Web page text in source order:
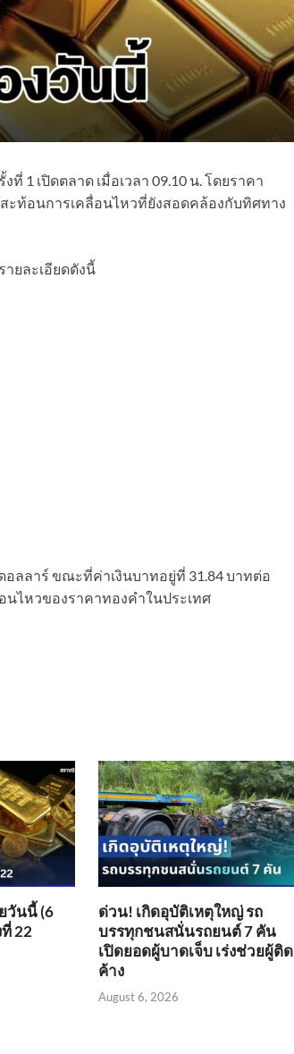
1 เปิดตลาด เมื่อเวลา 09.10 น. โดยราคา
ะท้อนการเคลื่อนไหวที่ยังสอดคล้องกับทิศทาง
ยละเอียดดังนี้
อลลาร์ ขณะที่ค่าเงินบาทอยู่ที่ 31.84 บาทต่อ
ไหวของราคาทองคำในประเทศ
วันนี้ (6
22
ด่วน! เกิดอุบัติเหตุใหญ่ รถ
บรรทุกชนสนั่นรถยนต์ 7 คัน
เปิดยอดผู้บาดเจ็บ เร่งช่วยผู้ติด
ค้าง
August 6, 2026